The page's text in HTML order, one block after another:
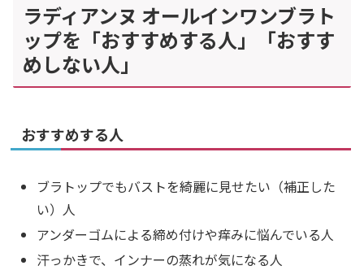
ラディアンヌ オールインワンブラト
ップを「おすすめする人」「おすす
めしない人」
おすすめする人
ブラトップでもバストを綺麗に見せたい（補正した
い）人
アンダーゴムによる締め付けや痒みに悩んでいる人
汗っかきで、インナーの蒸れが気になる人